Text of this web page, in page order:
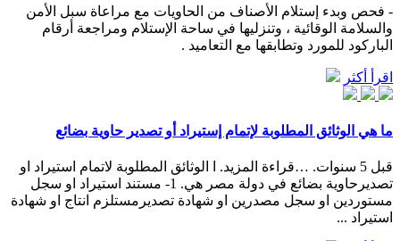
- فحص وبدء إستلام الأصناف من الحاويات مع مراعاة سبل الأمن
والسلامة الوقائية ، وتنزليها في ساحة الإستلام ومراجعة أرقام
الباركود للمورد وتطابقها مع التعاميد .
اقرأ أكثر
ما هي الوثائق المطلوبة لإتمام إستيراد أو تصدير حاوية بضائع
قبل 5 سنوات. …قراءة المزيد. ا الوثائق المطلوبة لاتمام استيراد او
تصديرحاوية بضائع في دولة مصر هي. 1- مستند استيراد او سجل
مستوردين او سجل مصدرين او شهادة تصديرمستلزم انتاج او شهادة
استيراد ...